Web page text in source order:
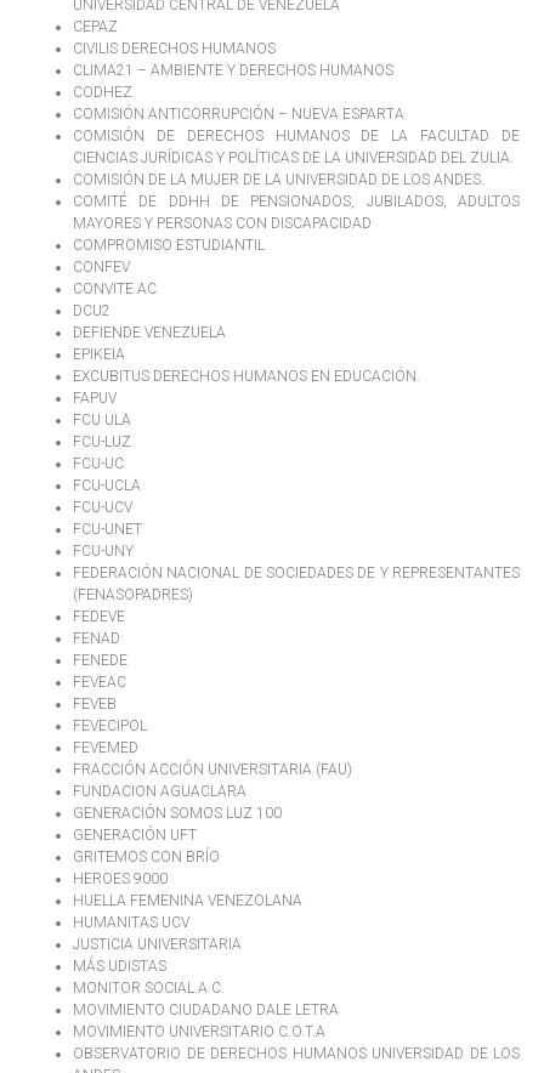
UNIVERSIDAD CENTRAL DE VENEZUELA
CEPAZ
CIVILIS DERECHOS HUMANOS
CLIMA21 – AMBIENTE Y DERECHOS HUMANOS
CODHEZ
COMISIÓN ANTICORRUPCIÓN – NUEVA ESPARTA
COMISIÓN DE DERECHOS HUMANOS DE LA FACULTAD DE
CIENCIAS JURÍDICAS Y POLÍTICAS DE LA UNIVERSIDAD DEL ZULIA.
COMISIÓN DE LA MUJER DE LA UNIVERSIDAD DE LOS ANDES.
COMITÉ DE DDHH DE PENSIONADOS, JUBILADOS, ADULTOS
MAYORES Y PERSONAS CON DISCAPACIDAD
COMPROMISO ESTUDIANTIL
CONFEV
CONVITE AC
DCU2
DEFIENDE VENEZUELA
EPIKEIA
EXCUBITUS DERECHOS HUMANOS EN EDUCACIÓN.
FAPUV
FCU ULA
FCU-LUZ
FCU-UC
FCU-UCLA
FCU-UCV
FCU-UNET
FCU-UNY
FEDERACIÓN NACIONAL DE SOCIEDADES DE Y REPRESENTANTES
(FENASOPADRES)
FEDEVE
FENAD
FENEDE
FEVEAC
FEVEB
FEVECIPOL
FEVEMED
FRACCIÓN ACCIÓN UNIVERSITARIA (FAU)
FUNDACION AGUACLARA
GENERACIÓN SOMOS LUZ 100
GENERACIÓN UFT
GRITEMOS CON BRÍO
HEROES 9000
HUELLA FEMENINA VENEZOLANA
HUMANITAS UCV
JUSTICIA UNIVERSITARIA
MÁS UDISTAS
MONITOR SOCIAL A.C.
MOVIMIENTO CIUDADANO DALE LETRA
MOVIMIENTO UNIVERSITARIO C.O.T.A
OBSERVATORIO DE DERECHOS HUMANOS UNIVERSIDAD DE LOS